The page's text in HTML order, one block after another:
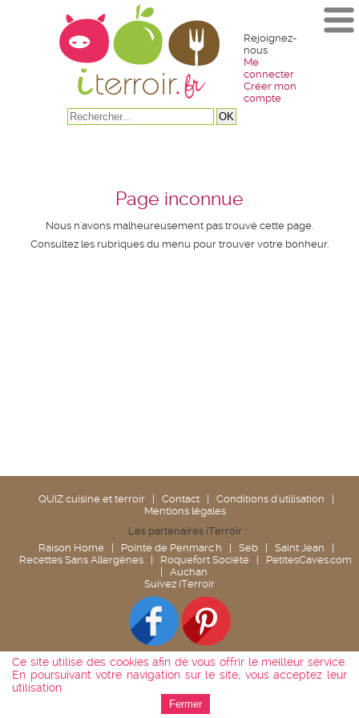
Rejoignez-
nous
Me
connecter
Créer mon
compte
Page inconnue
Nous n'avons malheureusement pas trouvé cette page.
Consultez les rubriques du menu pour trouver votre bonheur.
QUIZ cuisine et terroir Contact Conditions d'utilisation
Mentions légales
Les partenaires iTerroir :
Raison Home
Pointe de Penmarc'h Seb Saint Jean
Recettes Sans Allergènes
Roquefort Société
PetitesCaves.com
Auchan
Suivez iTerroir
Ce site utilise des cookies afin de vous offrir le meilleur service.
En poursuivant votre navigation sur le site, vous acceptez leur
utilisation
Fermer